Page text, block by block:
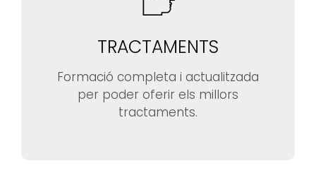
TRACTAMENTS
Formació completa i actualitzada
per poder oferir els millors
tractaments.